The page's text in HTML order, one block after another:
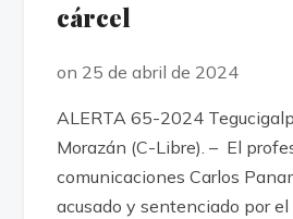
cárcel
on 25 de abril de 2024
ALERTA 65-2024
Morazán (C-Libre). – El
comunicaciones Carlos
acusado y sentenciado por